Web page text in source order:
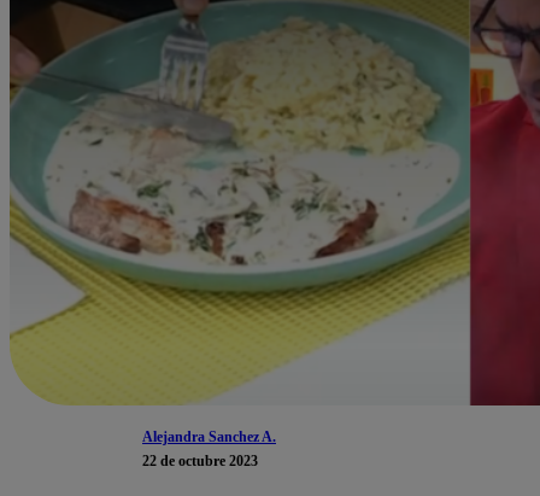
Alejandra Sanchez A.
22 de octubre 2023